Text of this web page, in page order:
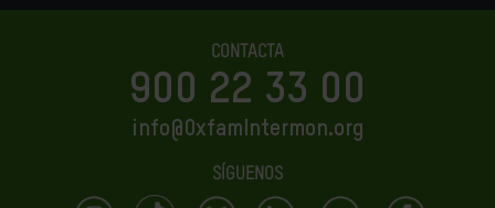
CONTACTA
900 22 33 00
info@OxfamIntermon.org
SÍGUENOS